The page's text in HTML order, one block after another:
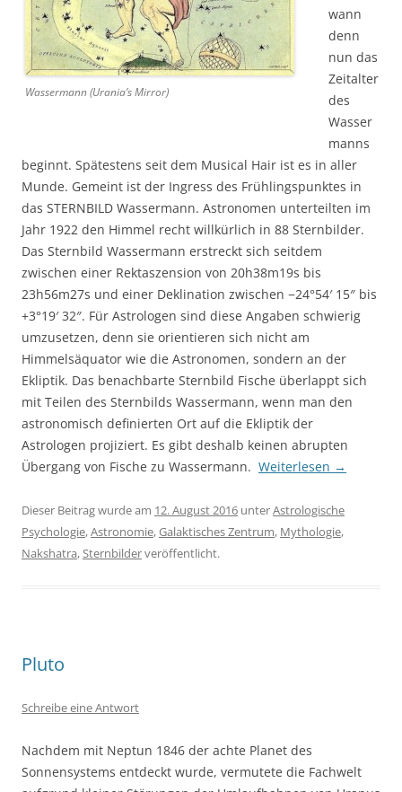
Wassermann (Urania’s Mirror)
wann
denn
nun das
Zeitalter
des
Wasser
manns
beginnt. Spätestens seit dem Musical Hair ist es in aller
Munde. Gemeint ist der Ingress des Frühlingspunktes in
das STERNBILD Wassermann. Astronomen unterteilten im
Jahr 1922 den Himmel recht willkürlich in 88 Sternbilder.
Das Sternbild Wassermann erstreckt sich seitdem
zwischen einer Rektaszension von 20h38m19s bis
23h56m27s und einer Deklination zwischen −24°54′ 15″ bis
+3°19′ 32″. Für Astrologen sind diese Angaben schwierig
umzusetzen, denn sie orientieren sich nicht am
Himmelsäquator wie die Astronomen, sondern an der
Ekliptik. Das benachbarte Sternbild Fische überlappt sich
mit Teilen des Sternbilds Wassermann, wenn man den
astronomisch definierten Ort auf die Ekliptik der
Astrologen projiziert. Es gibt deshalb keinen abrupten
Übergang von Fische zu Wassermann. Weiterlesen →
Dieser Beitrag wurde am 12. August 2016 unterAstrologische
Psychologie,Astronomie,Galaktisches Zentrum, Mythologie,
Nakshatra, Sternbilderveröffentlicht.
Pluto
Schreibe eine Antwort
Nachdem mit Neptun 1846 der achte Planet des
Sonnensystems entdeckt wurde, vermutete die Fachwelt